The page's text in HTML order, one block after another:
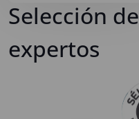
Selección de
expertos